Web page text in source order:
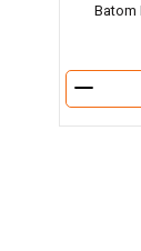
Batom